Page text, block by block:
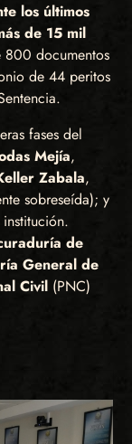
los últimos
de 15 mil
800 documentos
de 44 peritos
fases del
Mejía,
Zabala,
sobreseída); y
de
General de
Civil (PNC)